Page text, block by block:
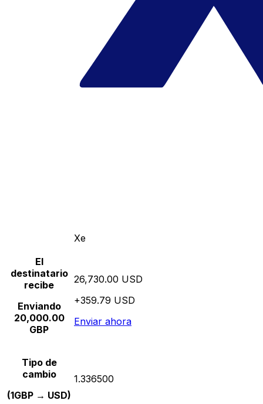
Xe
El
destinatario
recibe
Enviando
20,000.00
GBP
26,730.00 USD
+359.79 USD
Enviar ahora
Tipo de
cambio
(1GBP → USD)
1.336500